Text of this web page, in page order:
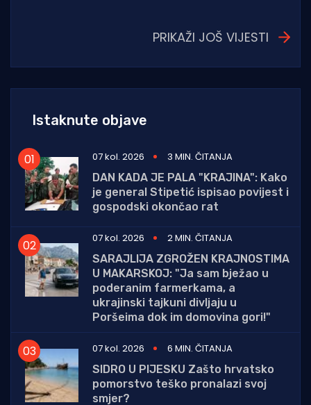
PRIKAŽI JOŠ VIJESTI
Istaknute objave
07 kol. 2026
3 MIN. ČITANJA
DAN KADA JE PALA "KRAJINA": Kako
je general Stipetić ispisao povijest i
gospodski okončao rat
07 kol. 2026
2 MIN. ČITANJA
SARAJLIJA ZGROŽEN KRAJNOSTIMA
U MAKARSKOJ: "Ja sam bježao u
poderanim farmerkama, a
ukrajinski tajkuni divljaju u
Poršeima dok im domovina gori!"
07 kol. 2026
6 MIN. ČITANJA
SIDRO U PIJESKU Zašto hrvatsko
pomorstvo teško pronalazi svoj
smjer?